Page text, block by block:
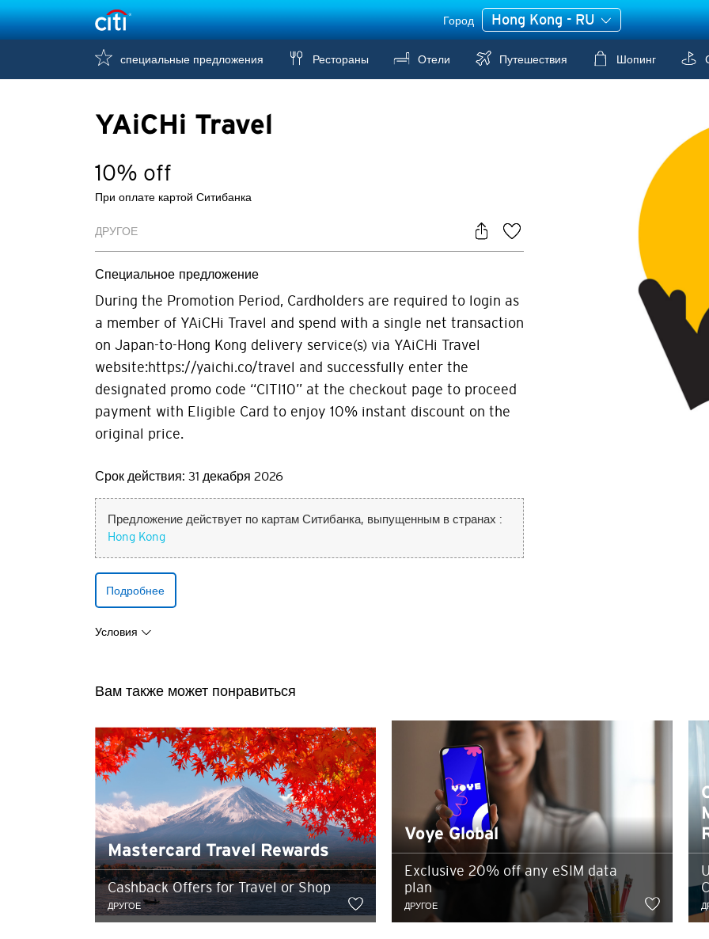
Город Hong Kong - RU
специальные предложения Рестораны Отели Путешествия Шопинг
YAiCHi Travel
10% off
При оплате картой Ситибанка
ДРУГОЕ
Специальное предложение
During the Promotion Period, Cardholders are required to login as
a member of YAiCHi Travel and spend with a single net transaction
on Japan-to-Hong Kong delivery service(s) via YAiCHi Travel
website:https://yaichi.co/travel and successfully enter the
designated promo code “CITI10” at the checkout page to proceed
payment with Eligible Card to enjoy 10% instant discount on the
original price.
Срок действия: 31 декабря 2026
Предложение действует по картам Ситибанка, выпущенным в странах :
Hong Kong
Подробнее
Условия
Вам также может понравиться
Mastercard Travel Rewards
Cashback Offers for Travel or Shop
ДРУГОЕ
Voye Global
Exclusive 20% off any eSIM data
plan
ДРУГОЕ
Любая информация, которую вы можете предоставить на стороннем сайте, будет
положений о конфиденциальности и безопасности данных, установленных сторонним
конфиденциальности Ситибанка, и Ситибанк не несет никакой ответственности за
разглашение или нарушение режима конфиденциальности предоставленной
размещенная на сайте Ситибанка ссылка на сайт, принадлежащий третьему лицу, не
рекомендацию Ситибанком этого лица, его сайта, продуктов или услуг, и Ситибанк не
отношении содержания такого сайта.
Язык
Подтверждаю
ПОПУЛЯРНЫЕ НАПРАВЛЕНИЯ
Бангкок, Thailand
Гонконг
Сидней, Australia
Сингапур